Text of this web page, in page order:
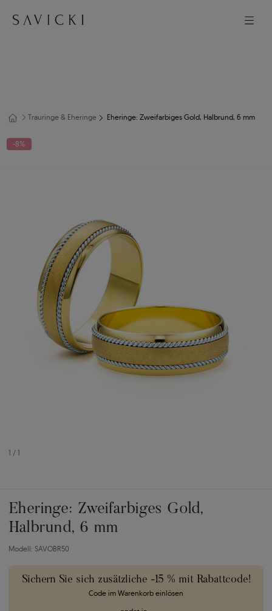
Trauringe & Eheringe Eheringe: Zweifarbiges Gold, Halbrund, 6 mm
1 / 1
-8%
Eheringe: Zweifarbiges Gold,
Halbrund, 6 mm
Modell: SAVOBR50
Sichern Sie sich zusätzliche -15 % mit Rabattcode!
Code im Warenkorb einlösen